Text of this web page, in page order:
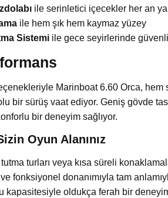
ile serinletici içecekler her an
ile hem şık hem kaymaz yüzey
Sistemi ile gece seyirlerinde
Marinboat 6.60 Orca,
bir sürüş vaat ediyor. Geniş gövde
bir deneyim sağlıyor.
Oyun Alanınız
turları veya kısa süreli
fonksiyonel donanımıyla tam
kapasitesiyle oldukça ferah bir